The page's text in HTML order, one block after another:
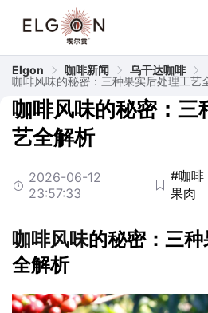
Elgon 咖啡新闻
乌干达咖啡
咖啡风味的秘密：三种果实后处理工艺
咖啡风味的秘密：三
艺全解析
2026-06-12
23:57:33
#咖啡
果肉
咖啡风味的秘密：三
全解析